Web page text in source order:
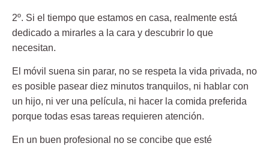
2º. Si el tiempo que estamos en casa, realmente está
dedicado a mirarles a la cara y descubrir lo que
necesitan.
El móvil suena sin parar, no se respeta la vida privada, no
es posible pasear diez minutos tranquilos, ni hablar con
un hijo, ni ver una película, ni hacer la comida preferida
porque todas esas tareas requieren atención.
En un buen profesional no se concibe que esté